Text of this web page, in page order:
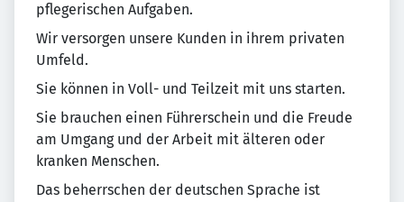
pflegerischen Aufgaben.
Wir versorgen unsere Kunden in ihrem privaten
Umfeld.
Sie können in Voll- und Teilzeit mit uns starten.
Sie brauchen einen Führerschein und die Freude
am Umgang und der Arbeit mit älteren oder
kranken Menschen.
Das beherrschen der deutschen Sprache ist